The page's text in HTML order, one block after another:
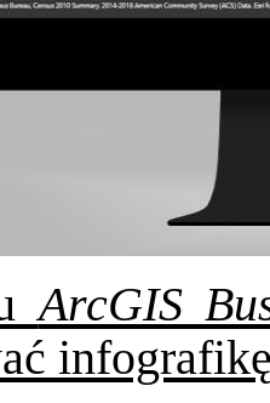
ArcGIS